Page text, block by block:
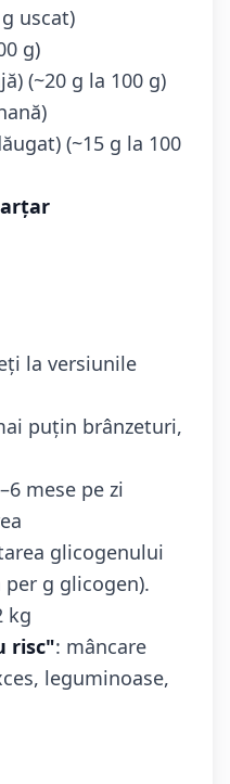
uscat)
g)
(~20 g la 100 g)
(~15 g la 100
la versiunile
puțin brânzeturi,
mese pe zi
glicogenului
per g glicogen).
kg
risc": mâncare
leguminoase,